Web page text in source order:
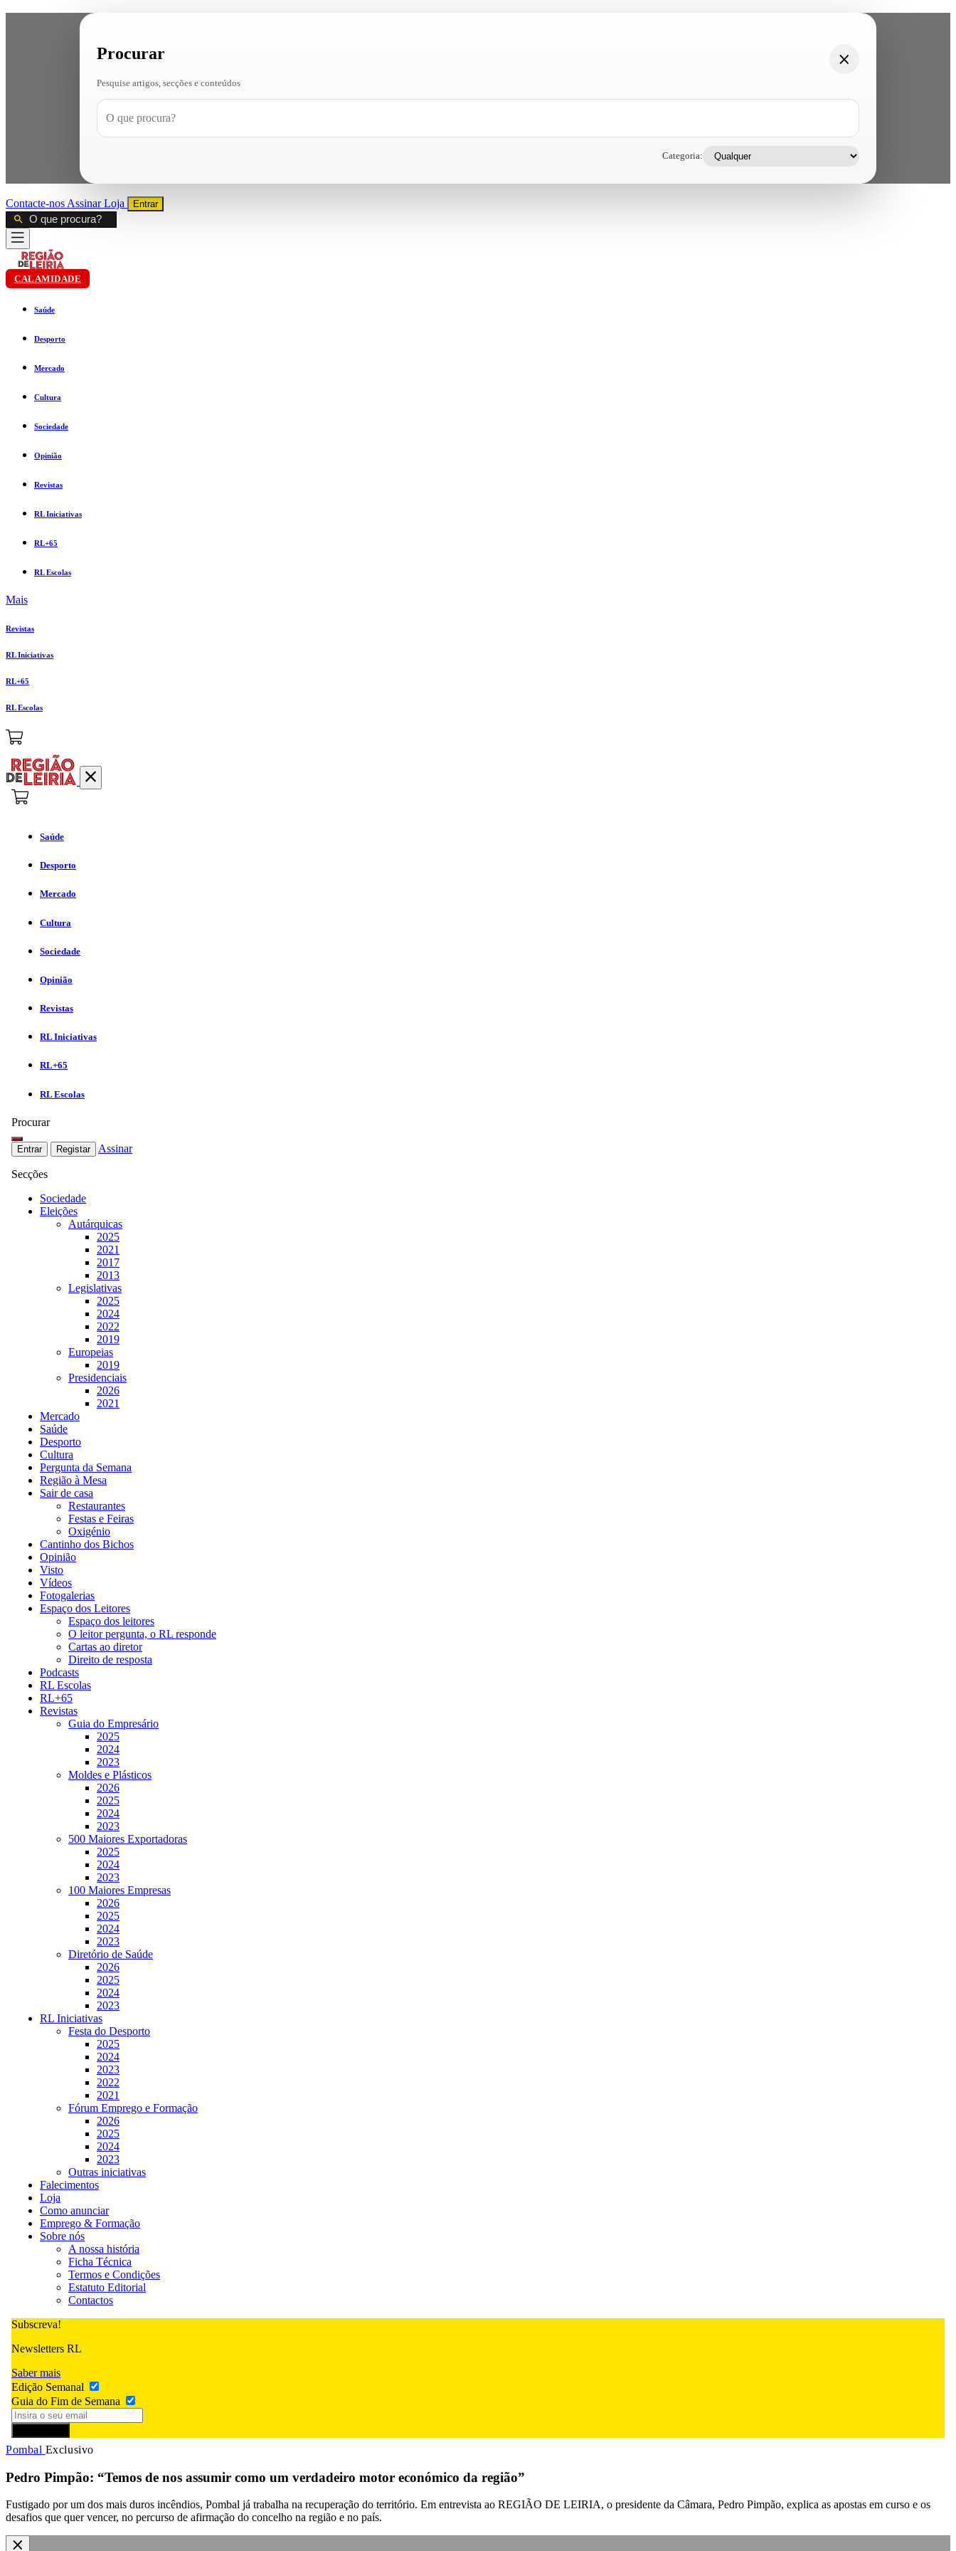
Procurar
Pesquise artigos, secções e conteúdos
Categoria:
Contacte-nos AssinarLoja Entrar
CALAMIDADE
Saúde
Desporto
Mercado
Cultura
Sociedade
Opinião
Revistas
RL Iniciativas
RL+65
RL Escolas
Mais
Revistas
RL Iniciativas
RL+65
RL Escolas
Saúde
Desporto
Mercado
Cultura
Sociedade
Opinião
Revistas
RL Iniciativas
RL+65
RL Escolas
Procurar
Entrar Registar Assinar
Secções
Sociedade
Eleições
Autárquicas
2025
2021
2017
2013
Legislativas
2025
2024
2022
2019
Europeias
2019
Presidenciais
2026
2021
Mercado
Saúde
Desporto
Cultura
Pergunta da Semana
Região à Mesa
Sair de casa
Restaurantes
Festas e Feiras
Oxigénio
Cantinho dos Bichos
Opinião
Visto
Vídeos
Fotogalerias
Espaço dos Leitores
Espaço dos leitores
O leitor pergunta, o RL responde
Cartas ao diretor
Direito de resposta
Podcasts
RL Escolas
RL+65
Revistas
Guia do Empresário
2025
2024
2023
Moldes e Plásticos
2026
2025
2024
2023
500 Maiores Exportadoras
2025
2024
2023
100 Maiores Empresas
2026
2025
2024
2023
Diretório de Saúde
2026
2025
2024
2023
RL Iniciativas
Festa do Desporto
2025
2024
2023
2022
2021
Fórum Emprego e Formação
2026
2025
2024
2023
Outras iniciativas
Falecimentos
Loja
Como anunciar
Emprego & Formação
Sobre nós
A nossa história
Ficha Técnica
Termos e Condições
Estatuto Editorial
Contactos
Subscreva!
Newsletters RL
Saber mais
Edição Semanal
Guia do Fim de Semana
Pombal Exclusivo
Pedro Pimpão: “Temos de nos assumir como um verdadeiro motor económico da região”
Fustigado por um dos mais duros incêndios, Pombal já trabalha na recuperação do território. Em entrevista ao REGIÃO DE LEIRIA, o presidente da Câmara, Pedro Pimpão, explica as apostas em curso e os
desafios que quer vencer, no percurso de afirmação do concelho na região e no país.